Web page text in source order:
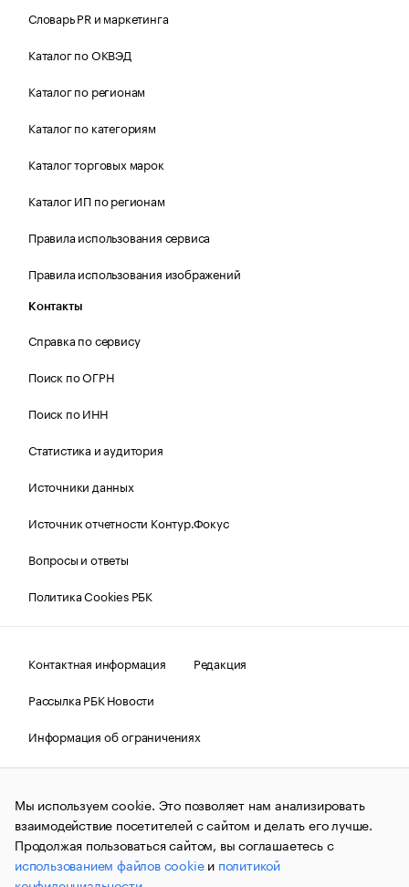
Словарь PR и маркетинга
Каталог по ОКВЭД
Каталог по регионам
Каталог по категориям
Каталог торговых марок
Каталог ИП по регионам
Правила использования сервиса
Правила использования изображений
Контакты
Справка по сервису
Поиск по ОГРН
Поиск по ИНН
Статистика и аудитория
Источники данных
Источник отчетности Контур.Фокус
Вопросы и ответы
Политика Cookies РБК
Контактная информация
Редакция
Рассылка РБК Новости
Информация об ограничениях
Правовая информация
О соблюдении авторских прав
© АО «РОСБИЗНЕСКОНСАЛТИНГ»,1995–2026.Сообщения
и материалы информационного агентства «РБК»
(зарегистрировано Федеральной службой по надзору в сфере
связи, информационных технологий и массовых
коммуникаций (Роскомнадзор) 09.12.2015 за номером ИА
№ФС77-63848) сопровождаются пометкой «РБК». Отдельные
Мы используем cookie. Это позволяет нам анализировать
взаимодействие посетителей с сайтом и делать его лучше.
Продолжая пользоваться сайтом, вы соглашаетесь с
использованием файлов cookieи политикой